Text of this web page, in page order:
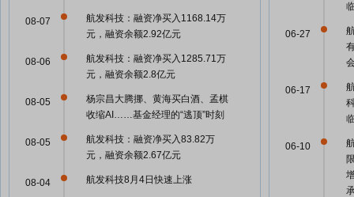
航发科技：融资净买入1168.14万
元，融资余额2.92亿元
08-07
航发科技：融资净买入1285.71万
元，融资余额2.8亿元
08-06
杨宗昌大腾挪、黄海买白酒、孟棋
收缩AI……基金经理的“逃顶”时刻
08-05
航发科技：融资净买入83.82万
元，融资余额2.67亿元
08-05
航发科技8月4日快速上涨
08-04
06-27
06-17
06-10